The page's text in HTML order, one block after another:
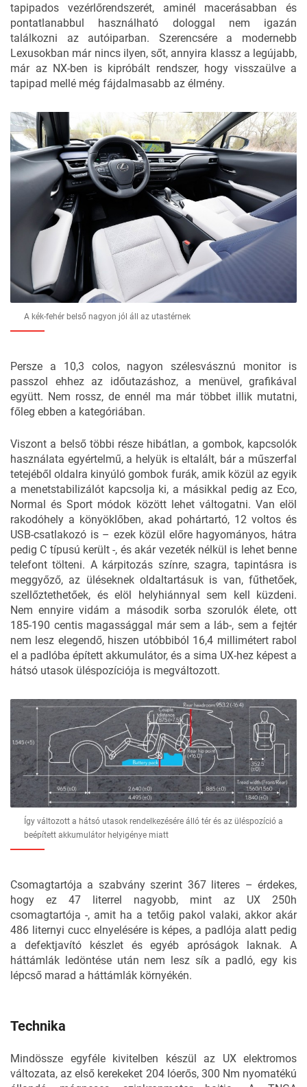
tapipados vezérlőrendszerét, aminél macerásabban és
pontatlanabbul használható dologgal nem igazán
találkozni az autóiparban. Szerencsére a modernebb
Lexusokban már nincs ilyen, sőt, annyira klassz a legújabb,
már az NX-ben is kipróbált rendszer, hogy visszaülve a
tapipad mellé még fájdalmasabb az élmény.
A kék-fehér belső nagyon jól áll az utastérnek
Persze a 10,3 colos, nagyon szélesvásznú monitor is
passzol ehhez az időutazáshoz, a menüvel, grafikával
együtt. Nem rossz, de ennél ma már többet illik mutatni,
főleg ebben a kategóriában.
Viszont a belső többi része hibátlan, a gombok, kapcsolók
használata egyértelmű, a helyük is eltalált, bár a műszerfal
tetejéből oldalra kinyúló gombok furák, amik közül az egyik
a menetstabilizálót kapcsolja ki, a másikkal pedig az Eco,
Normal és Sport módok között lehet váltogatni. Van elöl
rakodóhely a könyöklőben, akad pohártartó, 12 voltos és
USB-csatlakozó is – ezek közül előre hagyományos, hátra
pedig C típusú került -, és akár vezeték nélkül is lehet benne
telefont tölteni. A kárpitozás színre, szagra, tapintásra is
meggyőző, az üléseknek oldaltartásuk is van, fűthetőek,
szellőztethetőek, és elöl helyhiánnyal sem kell küzdeni.
Nem ennyire vidám a második sorba szorulók élete, ott
185-190 centis magassággal már sem a láb-, sem a fejtér
nem lesz elegendő, hiszen utóbbiból 16,4 millimétert rabol
el a padlóba épített akkumulátor, és a sima UX-hez képest a
hátsó utasok üléspozíciója is megváltozott.
Így változott a hátsó utasok rendelkezésére álló tér és az üléspozíció a
beépített akkumulátor helyigénye miatt
Csomagtartója a szabvány szerint 367 literes – érdekes,
hogy ez 47 literrel nagyobb, mint az UX 250h
csomagtartója -, amit ha a tetőig pakol valaki, akkor akár
486 liternyi cucc elnyelésére is képes, a padlója alatt pedig
a defektjavító készlet és egyéb apróságok laknak. A
háttámlák ledöntése után nem lesz sík a padló, egy kis
lépcső marad a háttámlák környékén.
Technika
Mindössze egyféle kivitelben készül az UX elektromos
változata, az első kerekeket 204 lóerős, 300 Nm nyomatékú